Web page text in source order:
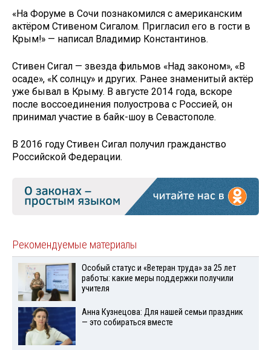
«На Форуме в Сочи познакомился с американским
актёром Стивеном Сигалом. Пригласил его в гости в
Крым!» — написал Владимир Константинов.
Стивен Сигал — звезда фильмов «Над законом», «В
осаде», «К солнцу» и других. Ранее знаменитый актёр
уже бывал в Крыму. В августе 2014 года, вскоре
после воссоединения полуострова с Россией, он
принимал участие в байк-шоу в Севастополе.
В 2016 году Стивен Сигал получил гражданство
Российской Федерации.
Рекомендуемые материалы
Особый статус и «Ветеран труда» за 25 лет
работы: какие меры поддержки получили
учителя
Анна Кузнецова: Для нашей семьи праздник
— это собираться вместе